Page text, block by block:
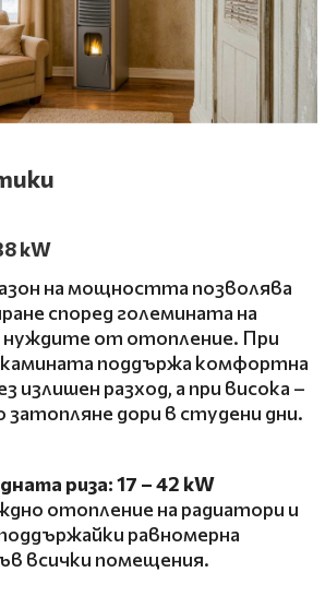
kW
на мощността позволява
според големината на
от отопление. При
поддържа комфортна
излишен разход, а при висока –
затопляне дори в студени дни.
риза: 17 – 42 kW
отопление на радиатори и
равномерна
всички помещения.